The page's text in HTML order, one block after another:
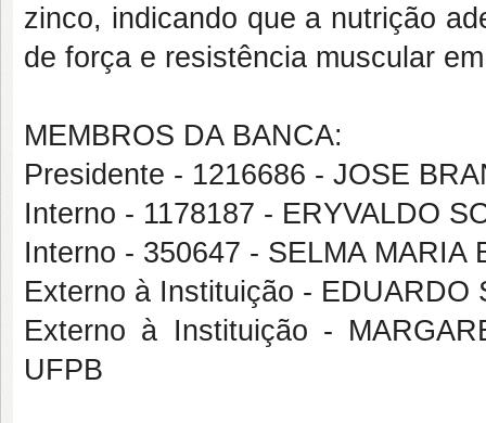
zinco, indicando que a nutrição
de força e resistência muscular
MEMBROS DA BANCA:
Presidente - 1216686 - JOSE
Interno - 1178187 - ERYVALDO
Interno - 350647 - SELMA MARIA
Externo à Instituição - EDUARDO
Externo à Instituição -
UFPB